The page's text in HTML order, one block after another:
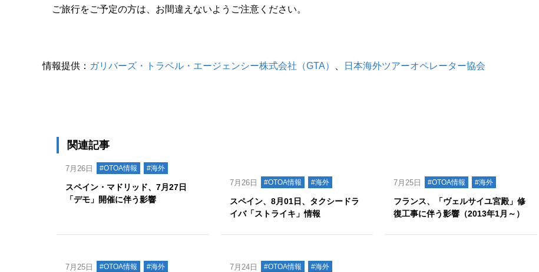
ご旅行をご予定の方は、お間違えないようご注意ください。
情報提供： ガリバーズ・トラベル・エージェンシー株式会社（GTA） 日本海外ツアーオペレーター協会
関連記事
7月26日 #OTOA情報 #海外
スペイン・マドリッド、7月27日
「デモ」開催に伴う影響
7月26日 #OTOA情報 #海外
スペイン、8月01日、タクシードラ
イバ「ストライキ」情報
7月25日 #OTOA情報 #海外
フランス、「ヴェルサイユ宮殿」修
復工事に伴う影響（2013年1月～）
7月25日 #OTOA情報 #海外 7月24日 #OTOA情報 #海外